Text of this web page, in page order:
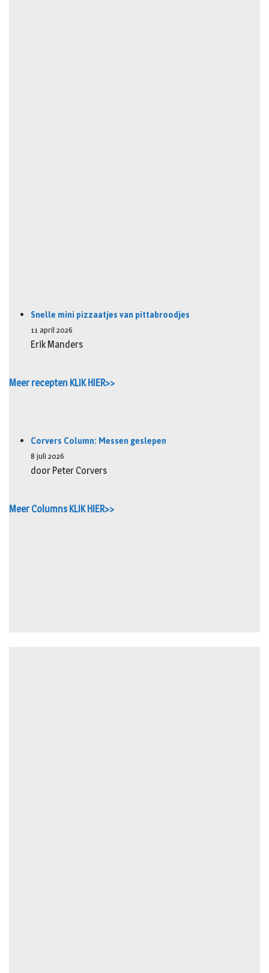
Snelle mini pizzaatjes van pittabroodjes
11 april 2026
Erik Manders
Meer recepten KLIK HIER>>
Corvers Column: Messen geslepen
8 juli 2026
door Peter Corvers
Meer Columns KLIK HIER>>